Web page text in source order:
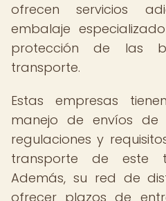
ofrecen servicios
embalaje
protección de las
transporte.
Estas empresas
manejo de envíos
regulaciones y
transporte de este
Además, su red de
ofrecer plazos de